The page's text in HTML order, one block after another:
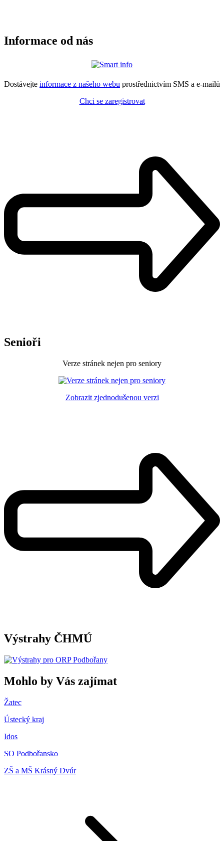
Informace od nás
Dostávejte informace z našeho webu prostřednictvím SMS a e-mailů
Chci se zaregistrovat
Senioři
Verze stránek nejen pro seniory
Zobrazit zjednodušenou verzi
Výstrahy ČHMÚ
Mohlo by Vás zajímat
Žatec
Ústecký kraj
Idos
SO Podbořansko
ZŠ a MŠ Krásný Dvúr